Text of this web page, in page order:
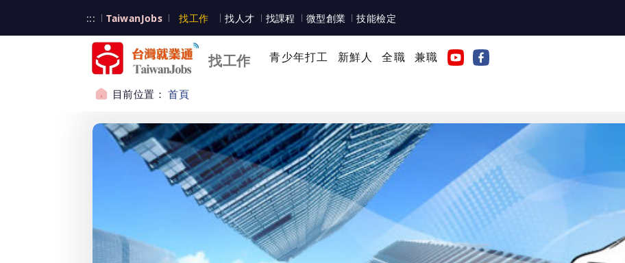
::: TaiwanJobs 台灣就業通
找工作 台灣就業通
找人才 找課程 微型創業 技能檢定
找工作 青少年打工 新鮮人 全職 兼職
目前位置：首頁